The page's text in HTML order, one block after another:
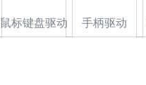
鼠标键盘驱动 手柄驱动